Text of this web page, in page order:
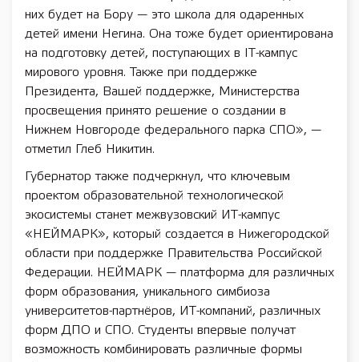
них будет на Бору — это школа для одаренных
детей имени Негина. Она тоже будет ориентирована
на подготовку детей, поступающих в IT-кампус
мирового уровня. Также при поддержке
Президента, Вашей поддержке, Министерства
просвещения принято решение о создании в
Нижнем Новгороде федерального парка СПО», —
отметил Глеб Никитин.
Губернатор также подчеркнул, что ключевым
проектом образовательной технологической
экосистемы станет межвузовский ИТ-кампус
«НЕЙМАРК», который создается в Нижегородской
области при поддержке Правительства Российской
Федерации. НЕЙМАРК — платформа для различных
форм образования, уникального симбиоза
университетов-партнёров, ИТ-компаний, различных
форм ДПО и СПО. Студенты впервые получат
возможность комбинировать различные формы